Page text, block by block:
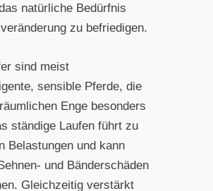
natürliche Bedürfnis
zu befriedigen.
sind meist
sensible Pferde, die
Enge besonders
ständige Laufen führt zu
Belastungen und kann
und Bänderschäden
Gleichzeitig verstärkt